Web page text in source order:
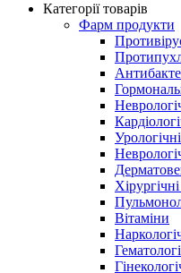
Категорії товарів
Фарм продукти
Вітаміни